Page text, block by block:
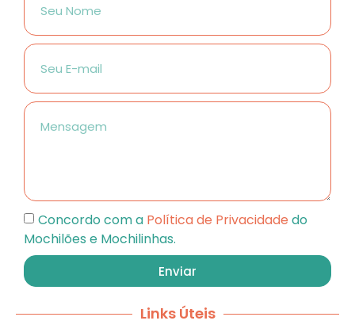
Concordo com a Política de Privacidade do
Mochilões e Mochilinhas.
Enviar
Links Úteis